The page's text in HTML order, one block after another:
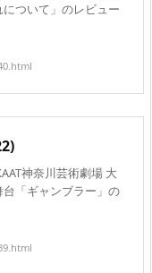
ついて」のレビュー
神奈川芸術劇場 大
「ギャンブラー」の